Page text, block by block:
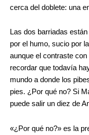
cerca del doblete: una
Las dos barriadas
por el humo, sucio por
aunque el contraste
recordar que todavía
mundo a donde los
pies. ¿Por qué no? Si
puede salir un diez de
«¿Por qué no?» es la